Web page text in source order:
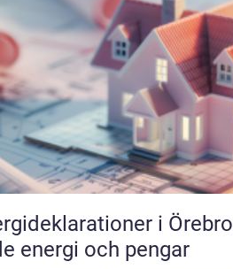
i Örebro kunskap som sparar
energi och pengar